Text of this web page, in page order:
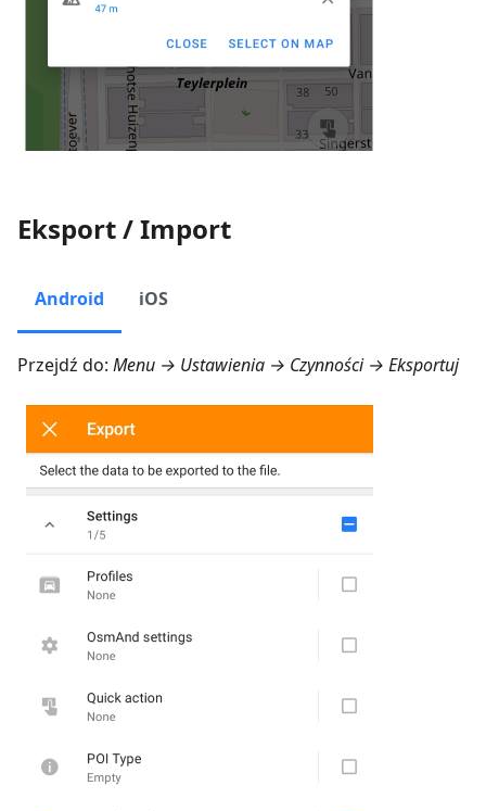
Eksport / Import
Android iOS
Przejdź do: Menu → Ustawienia → Czynności → Eksportuj